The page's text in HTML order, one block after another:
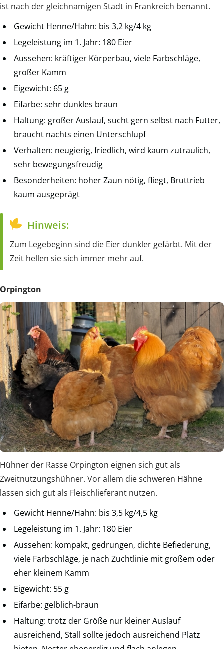
ist nach der gleichnamigen Stadt in Frankreich benannt.
Gewicht Henne/Hahn: bis 3,2 kg/4 kg
Legeleistung im 1. Jahr: 180 Eier
Aussehen: kräftiger Körperbau, viele Farbschläge,
großer Kamm
Eigewicht: 65 g
Eifarbe: sehr dunkles braun
Haltung: großer Auslauf, sucht gern selbst nach Futter,
braucht nachts einen Unterschlupf
Verhalten: neugierig, friedlich, wird kaum zutraulich,
sehr bewegungsfreudig
Besonderheiten: hoher Zaun nötig, fliegt, Bruttrieb
kaum ausgeprägt
Hinweis:
Zum Legebeginn sind die Eier dunkler gefärbt. Mit der
Zeit hellen sie sich immer mehr auf.
Orpington
Hühner der Rasse Orpington eignen sich gut als
Zweitnutzungshühner. Vor allem die schweren Hähne
lassen sich gut als Fleischlieferant nutzen.
Gewicht Henne/Hahn: bis 3,5 kg/4,5 kg
Legeleistung im 1. Jahr: 180 Eier
Aussehen: kompakt, gedrungen, dichte Befiederung,
viele Farbschläge, je nach Zuchtlinie mit großem oder
eher kleinem Kamm
Eigewicht: 55 g
Eifarbe: gelblich-braun
Haltung: trotz der Größe nur kleiner Auslauf
ausreichend, Stall sollte jedoch ausreichend Platz